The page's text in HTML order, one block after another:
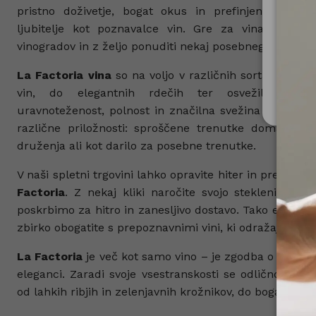
pristno doživetje, bogat okus in prefinjeno
ljubitelje kot poznavalce vin. Gre za vina,
vinogradov in z željo ponuditi nekaj posebnega v
La Factoria vinaso na voljo v različnih sortah – od
vin, do elegantnih rdečih ter osvežilnih
uravnoteženost, polnost in značilna svežina jih
različne priložnosti: sproščene trenutke doma,
druženja ali kot darilo za posebne trenutke.
V naši spletni trgovini lahko opravite hiter in preprost
Factoria. Z nekaj kliki naročite svojo steklenico iz
poskrbimo za hitro in zanesljivo dostavo. Tako
zbirko obogatite s prepoznavnimi vini, ki odražajo
La Factoria je več kot samo vino – je zgodba o
eleganci. Zaradi svoje vsestranskosti se odlično
od lahkih ribjih in zelenjavnih krožnikov, do bogatejših